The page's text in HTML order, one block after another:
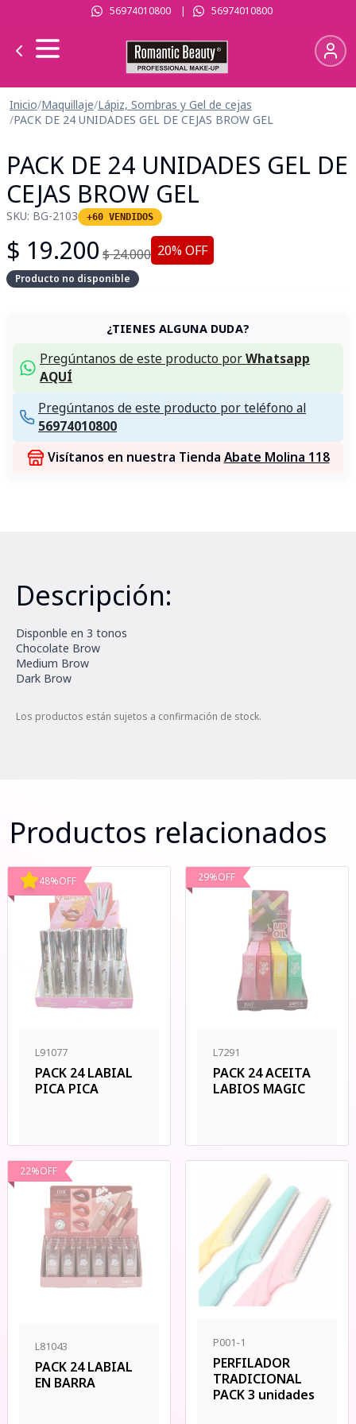
56974010800| 56974010800
Inicio/Maquillaje/Lápiz, Sombras y Gel de cejas
/PACK DE 24 UNIDADES GEL DE CEJAS BROW GEL
PACK DE 24 UNIDADES GEL DE
CEJAS BROW GEL
SKU: BG-2103 +60 VENDIDOS
$ 19.200 $24.000 20% OFF
Producto no disponible
¿TIENES ALGUNA DUDA?
Pregúntanos de este producto porWhatsapp
AQUÍ
Pregúntanos de este producto por teléfono al
56974010800
Visítanos en nuestra Tienda Abate Molina 118
Descripción:
Disponble en 3 tonos
Chocolate Brow
Medium Brow
Dark Brow
Los productos están sujetos a confirmación de stock.
Productos relacionados
48%OFF
L91077
PACK 24 LABIAL
PICA PICA
29%OFF
L7291
PACK 24 ACEITA
LABIOS MAGIC
22%OFF
L81043
PACK 24 LABIAL
EN BARRA
P001-1
PERFILADOR
TRADICIONAL
PACK 3 unidades